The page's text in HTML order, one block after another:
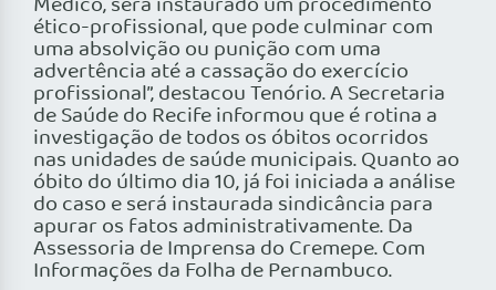
ético-profissional, que pode culminar com
uma absolvição ou punição com uma
advertência até a cassação do exercício
profissional”, destacou Tenório. A Secretaria
de Saúde do Recife informou que é rotina a
investigação de todos os óbitos ocorridos
nas unidades de saúde municipais. Quanto ao
óbito do último dia 10, já foi iniciada a análise
do caso e será instaurada sindicância para
apurar os fatos administrativamente. Da
Assessoria de Imprensa do Cremepe. Com
Informações da Folha de Pernambuco.